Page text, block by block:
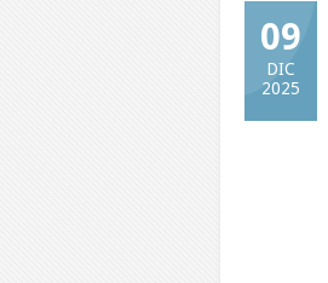
09
DIC
2025